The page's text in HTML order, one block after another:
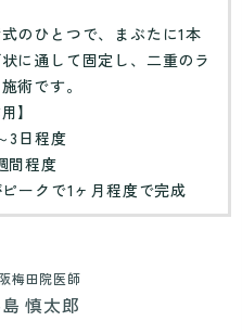
のひとつで、まぶたに1本
に通して固定し、二重のラ
術です。
】
3日程度
間程度
ークで1ヶ月程度で完成
梅田院医師
慎太郎